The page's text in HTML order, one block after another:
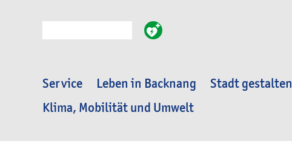
Service Leben in Backnang Stadt gestalten
Klima, Mobilität und Umwelt